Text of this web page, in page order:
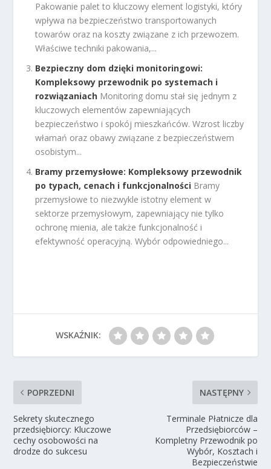
Pakowanie palet to kluczowy element logistyki, który
wpływa na bezpieczeństwo transportowanych
towarów oraz na koszty związane z ich przewozem.
Właściwe techniki pakowania,...
Bezpieczny dom dzięki monitoringowi:
Kompleksowy przewodnik po systemach i
rozwiązaniach Monitoring domu stał się jednym z
kluczowych elementów zapewniających
bezpieczeństwo i spokój mieszkańców. Wzrost liczby
włamań oraz obawy związane z bezpieczeństwem
osobistym...
Bramy przemysłowe: Kompleksowy przewodnik
po typach, cenach i funkcjonalności Bramy
przemysłowe to niezwykle istotny element w
sektorze przemysłowym, zapewniający nie tylko
ochronę mienia, ale także funkcjonalność i
efektywność operacyjną. Wybór odpowiedniego...
WSKAŹNIK:
POPRZEDNI
Sekrety skutecznego
przedsiębiorcy: Kluczowe
cechy osobowości na
drodze do sukcesu
NASTĘPNY
Terminale Płatnicze dla
Przedsiębiorców –
Kompletny Przewodnik po
Wybór, Kosztach i
Bezpieczeństwie